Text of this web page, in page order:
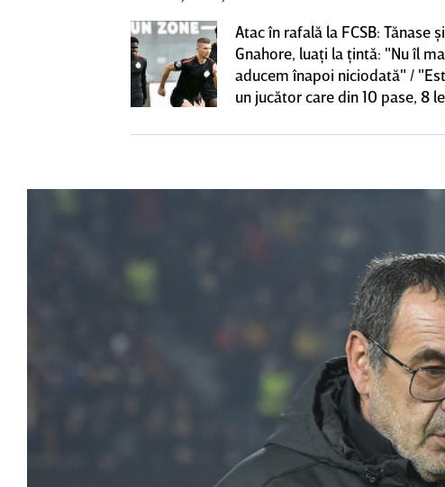
Atac în rafală la FCSB: Tănase şi
Gnahore, luaţi la ţintă: "Nu îl
aducem înapoi niciodată" /
un jucător care din 10 pase, 8 le